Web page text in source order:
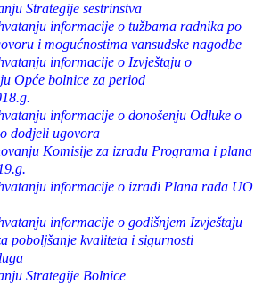
Strategije sestrinstva
informacije o tužbama radnika po
i mogućnostima vansudske nagodbe
informacije o Izvještaju o
Opće bolnice za period
informacije o donošenju Odluke o
dodjeli ugovora
Komisije za izradu Programa i plana
informacije o izradi Plana rada UO
informacije o godišnjem Izvještaju
poboljšanje kvaliteta i sigurnosti
Strategije Bolnice